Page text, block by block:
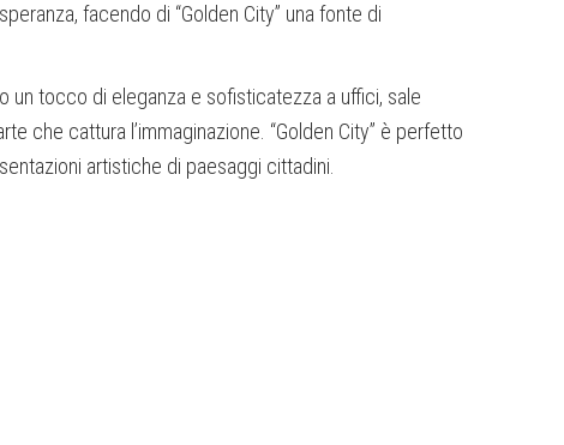
facendo di “Golden City” una fonte di
un tocco di eleganza e sofisticatezza a uffici, sale
che cattura l’immaginazione. “Golden City” è perfetto
artistiche di paesaggi cittadini.